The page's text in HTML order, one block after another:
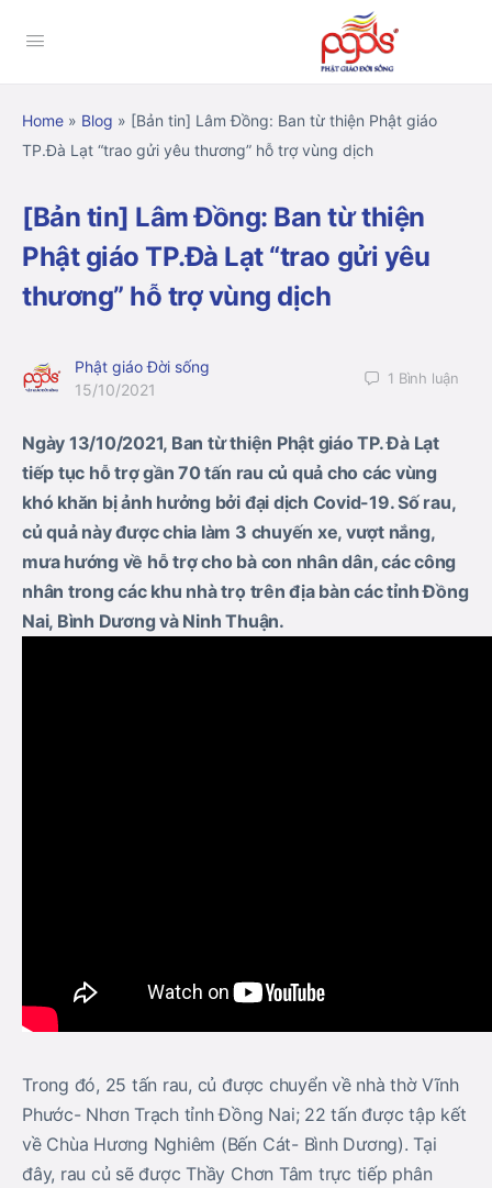
Home » Blog » [Bản tin] Lâm Đồng: Ban từ thiện Phật giáo
TP.Đà Lạt “trao gửi yêu thương” hỗ trợ vùng dịch
[Bản tin] Lâm Đồng: Ban từ thiện
Phật giáo TP.Đà Lạt “trao gửi yêu
thương” hỗ trợ vùng dịch
Phật giáo Đời sống
15/10/2021
1 Bình luận
Ngày 13/10/2021, Ban từ thiện Phật giáo TP. Đà Lạt
tiếp tục hỗ trợ gần 70 tấn rau củ quả cho các vùng
khó khăn bị ảnh hưởng bởi đại dịch Covid-19. Số rau,
củ quả này được chia làm 3 chuyến xe, vượt nắng,
mưa hướng về hỗ trợ cho bà con nhân dân, các công
nhân trong các khu nhà trọ trên địa bàn các tỉnh Đồng
Nai, Bình Dương và Ninh Thuận.
Trong đó, 25 tấn rau, củ được chuyển về nhà thờ Vĩnh
Phước- Nhơn Trạch tỉnh Đồng Nai; 22 tấn được tập kết
về Chùa Hương Nghiêm (Bến Cát- Bình Dương). Tại
đây, rau củ sẽ được Thầy Chơn Tâm trực tiếp phân